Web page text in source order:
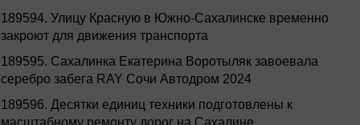
189594. Улицу Красную в Южно-Сахалинске временно
закроют для движения транспорта
189595. Сахалинка Екатерина Воротыляк завоевала
серебро забега RAY Сочи Автодром 2024
189596. Десятки единиц техники подготовлены к
масштабному ремонту дорог на Сахалине